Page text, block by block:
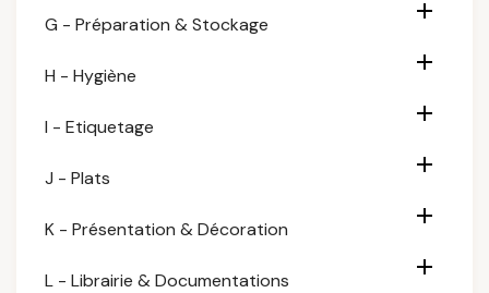
G - Préparation & Stockage

H - Hygiène

I - Etiquetage

J - Plats

K - Présentation & Décoration

L - Librairie & Documentations
